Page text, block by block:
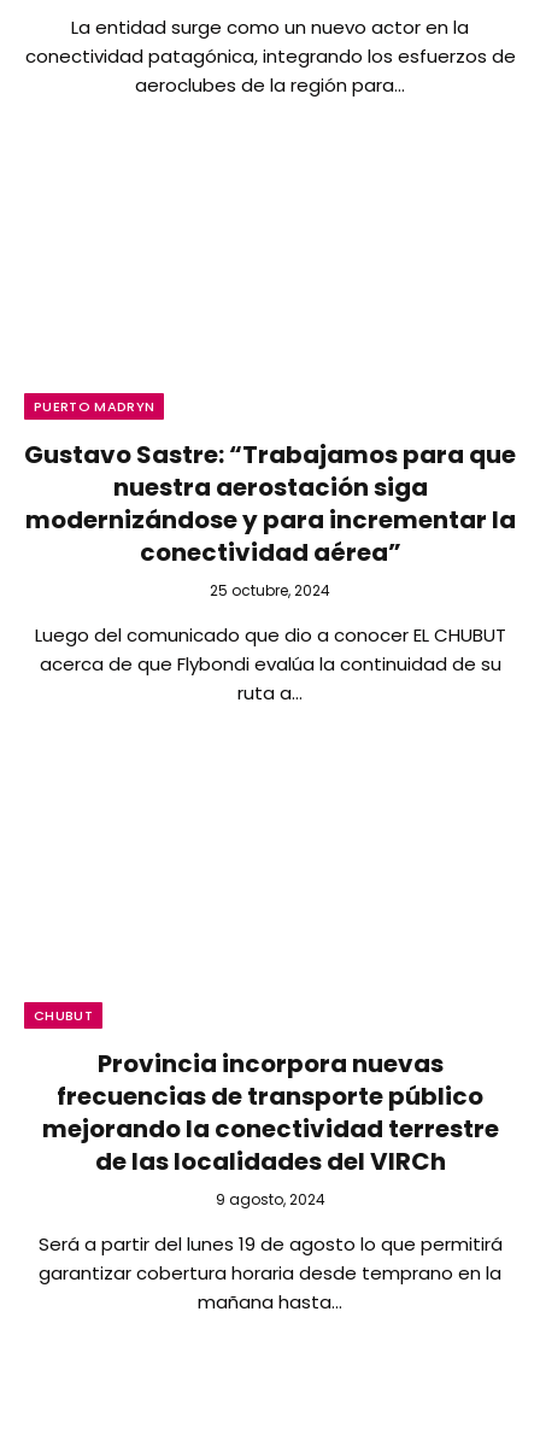
La entidad surge como un nuevo actor en la
conectividad patagónica, integrando los esfuerzos de
aeroclubes de la región para…
PUERTO MADRYN
Gustavo Sastre: “Trabajamos para que
nuestra aerostación siga
modernizándose y para incrementar la
conectividad aérea”
25 octubre, 2024
Luego del comunicado que dio a conocer EL CHUBUT
acerca de que Flybondi evalúa la continuidad de su
ruta a…
CHUBUT
Provincia incorpora nuevas
frecuencias de transporte público
mejorando la conectividad terrestre
de las localidades del VIRCh
9 agosto, 2024
Será a partir del lunes 19 de agosto lo que permitirá
garantizar cobertura horaria desde temprano en la
mañana hasta…